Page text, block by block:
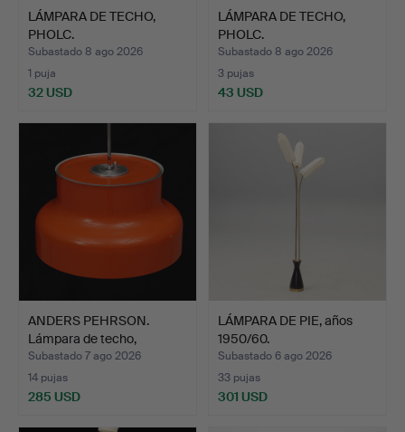
LÁMPARA DE TECHO,
PHOLC.
Subastado 8 ago 2026
1 puja
32 USD
LÁMPARA DE TECHO,
PHOLC.
Subastado 8 ago 2026
3 pujas
43 USD
ANDERS PEHRSON.
Lámpara de techo,
"Bumling…
Subastado 7 ago 2026
14 pujas
285 USD
LÁMPARA DE PIE, años
1950/60.
Subastado 6 ago 2026
33 pujas
301 USD